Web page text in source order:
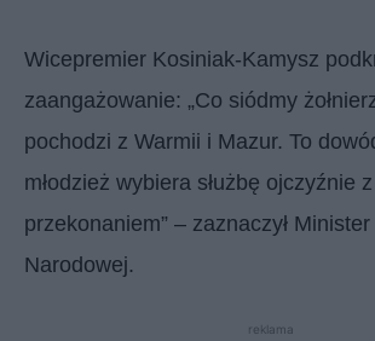
Wicepremier Kosiniak-Kamysz
zaangażowanie: „Co siódmy
pochodzi z Warmii i Mazur. To
młodzież wybiera służbę ojczyźnie z
przekonaniem” – zaznaczył
Narodowej.
reklama